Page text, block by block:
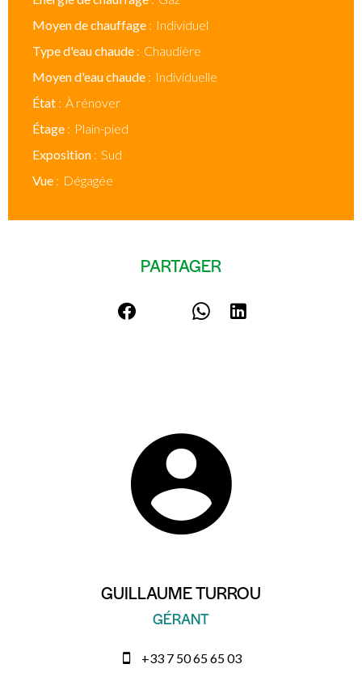
Moyen de chauffage
Individuel
Type d'eau chaude
Chaudière
Moyen d'eau chaude
Individuelle
État
À rénover
Étage
Plain-pied
Exposition
Sud
Vue
Dégagée
PARTAGER
GUILLAUME TURROU
GÉRANT
+33 7 50 65 65 03